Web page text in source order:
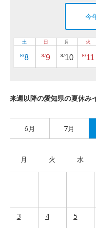
今
土
8/8
日
8/9
月
8/10
火
8/11
来週以降の愛知県の夏休み
6月 7月
月 火 水
3 4 5